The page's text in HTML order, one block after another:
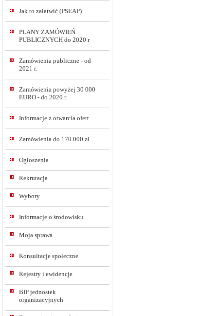
Jak to załatwić (PSEAP)
PLANY ZAMÓWIEŃ
PUBLICZNYCH do 2020 r
Zamówienia publiczne - od
2021 r.
Zamówienia powyżej 30 000
EURO - do 2020 r.
Informacje z otwarcia ofert
Zamówienia do 170 000 zł
Ogłoszenia
Rekrutacja
Wybory
Informacje o środowisku
Moja sprawa
Konsultacje społeczne
Rejestry i ewidencje
BIP jednostek
organizacyjnych